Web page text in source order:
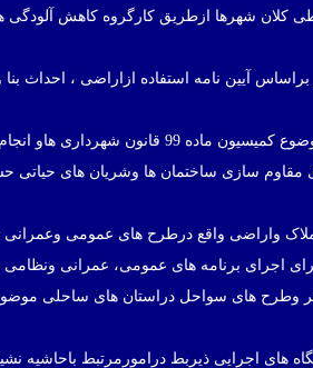
کلان شهرها ازطریق کارگروه کاهش آلودگی
آیین نامه استفاده ازاراضی ، احداث
مقاوم سازی ساختمان ها وشریان های حیاتی
واراضی واقع درطرح های عمومی وعمرانی
های اجرایی ذیربط درامورمرتبط باحاشیه